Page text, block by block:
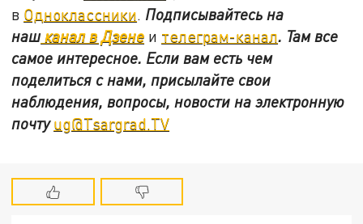
в Одноклассники. Подписывайтесь на
нашканал в Дзене и телеграм-канал. Там все
самое интересное. Если вам есть чем
поделиться с нами, присылайте свои
наблюдения, вопросы, новости на электронную
почтуug@Tsargrad.TV